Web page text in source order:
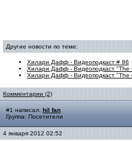
Другие новости по теме:
Хилари Дафф - Видеоподкаст # 86
Хилари Дафф - Видеоподкаст "The
Хилари Дафф - Видеоподкаст "The
Комментарии (2)
#1 написал: hil fan
Группа: Посетители
4 января 2012 02:52